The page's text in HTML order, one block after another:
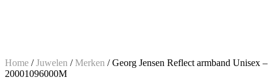
Home /Juwelen /Merken / Georg Jensen Reflect armband Unisex –
20001096000M